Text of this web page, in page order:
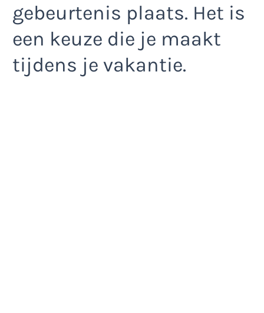
gebeurtenis plaats. Het is
een keuze die je maakt
tijdens je vakantie.